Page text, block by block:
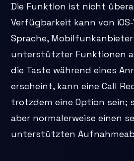
Die Funktion ist nicht
Verfügbarkeit kann von
Sprache,
unterstützter Funktionen
die Taste während eines
erscheint, kann eine Call
trotzdem eine Option sein;
aber normalerweise einen
unterstützten